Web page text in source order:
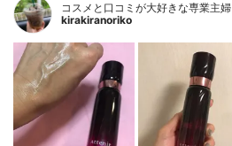
コスメと口コミが大好きな専業主婦
kirakiranoriko